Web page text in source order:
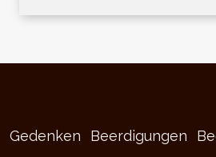
Gedenken Beerdigungen